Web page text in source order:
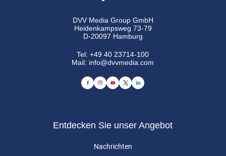
DVV Media Group GmbH
Heidenkampsweg 73-79
D-20097 Hamburg
Tel:+49 40 23714-100
Mail: info@dvvmedia.com
Entdecken Sie unser Angebot
Nachrichten